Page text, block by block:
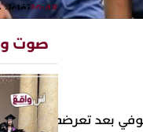
بعد تعرضه لسكتة
20:48
22:36 أبوظبي
العرش
بن
صوت